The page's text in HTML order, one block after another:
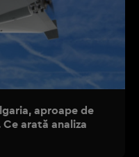
aproape de
arată analiza